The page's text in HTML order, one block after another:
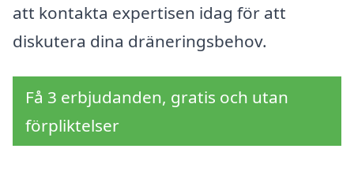
att kontakta expertisen idag för att
diskutera dina dräneringsbehov.
Få 3 erbjudanden, gratis och utan
förpliktelser